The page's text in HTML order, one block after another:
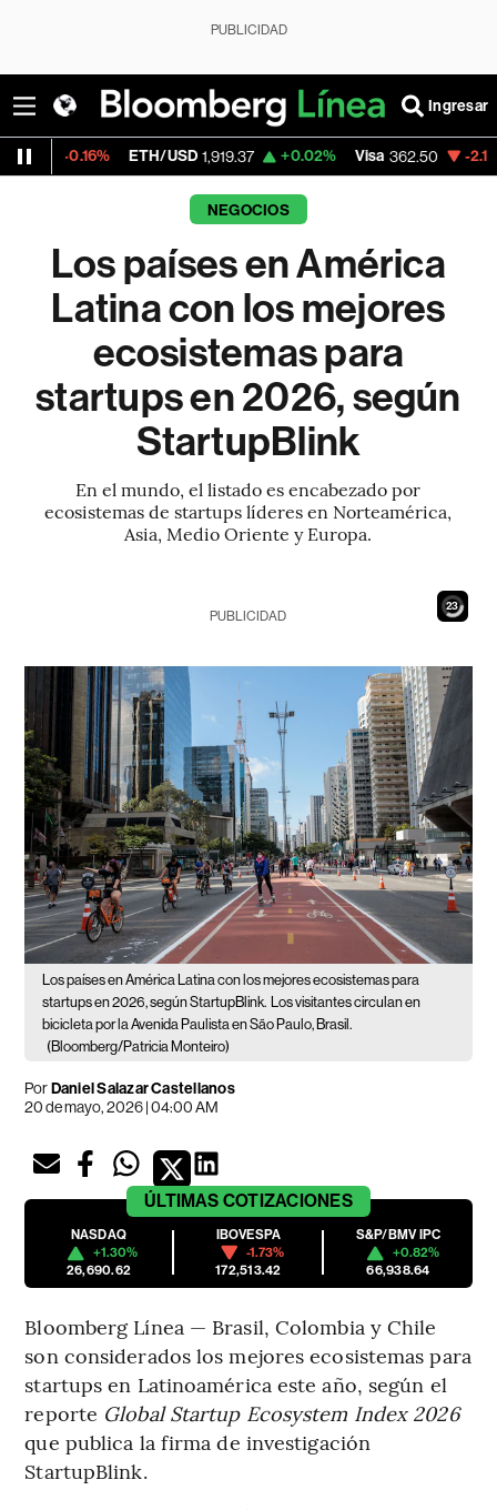
PUBLICIDAD
Ingresar
USD 1,919.37 +0.02% Visa 362.50 -2.15% MercadoLibre
NEGOCIOS
Los países en América
Latina con los mejores
ecosistemas para
startups en 2026, según
StartupBlink
En el mundo, el listado es encabezado por
ecosistemas de startups líderes en Norteamérica,
Asia, Medio Oriente y Europa.
21
PUBLICIDAD
Los países en América Latina con los mejores ecosistemas para
startups en 2026, según StartupBlink. Los visitantes circulan en
bicicleta por la Avenida Paulista en São Paulo, Brasil.
(Bloomberg/Patricia Monteiro)
PorDaniel Salazar Castellanos
20 de mayo, 2026 | 04:00 AM
ÚLTIMAS COTIZACIONES
NASDAQ
+1.30%
26,690.62
IBOVESPA
-1.73%
172,513.42
S&P/BMV IPC
+0.82%
66,938.64
Bloomberg Línea — Brasil, Colombia y Chile
son considerados los mejores ecosistemas para
startups en Latinoamérica este año, según el
reporte Global Startup Ecosystem Index 2026
que publica la firma de investigación
StartupBlink.